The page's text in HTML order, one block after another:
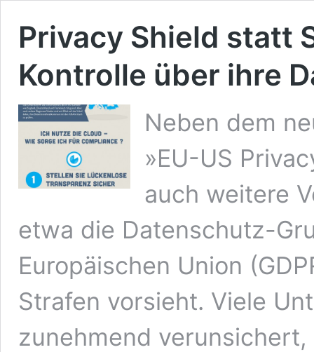
Privacy Shield statt
Kontrolle über ihre
Neben dem
»EU-US
auch weitere
etwa die Datenschutz-
Europäischen Union
Strafen vorsieht. Viele
zunehmend